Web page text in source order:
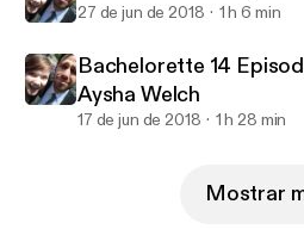
27 de jun de 2018 1 h 6 min
Bachelorette 14
Aysha Welch
17 de jun de 2018 1 h 28 min
Mostrar